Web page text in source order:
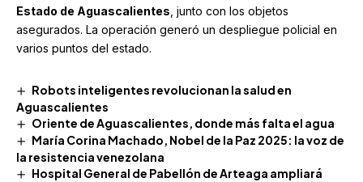
Estado de Aguascalientes , junto con los objetos
asegurados. La operación generó un despliegue policial en
varios puntos del estado.
Robots inteligentes revolucionan la salud en
Aguascalientes
Oriente de Aguascalientes, donde más falta el agua
María Corina Machado, Nobel de la Paz 2025: la voz de
la resistencia venezolana
Hospital General de Pabellón de Arteaga ampliará